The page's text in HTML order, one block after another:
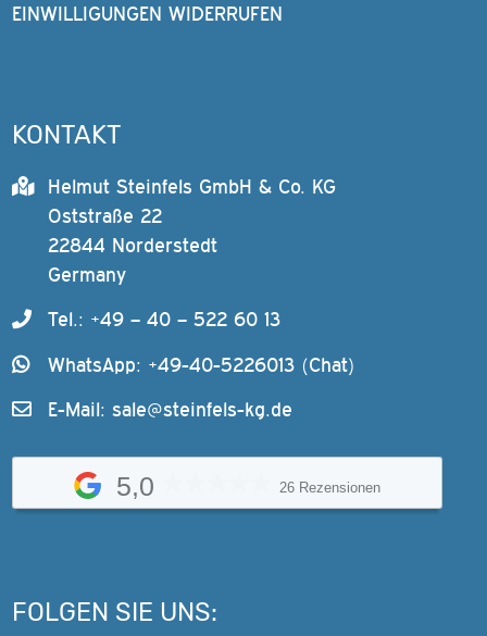
EINWILLIGUNGEN WIDERRUFEN
KONTAKT
Helmut Steinfels GmbH & Co. KG
Oststraße 22
22844 Norderstedt
Germany
Tel.: +49 – 40 – 522 60 13
WhatsApp: +49-40-5226013 (Chat)
E-Mail: sale@steinfels-kg.de
5,0 26 Rezensionen
FOLGEN SIE UNS: